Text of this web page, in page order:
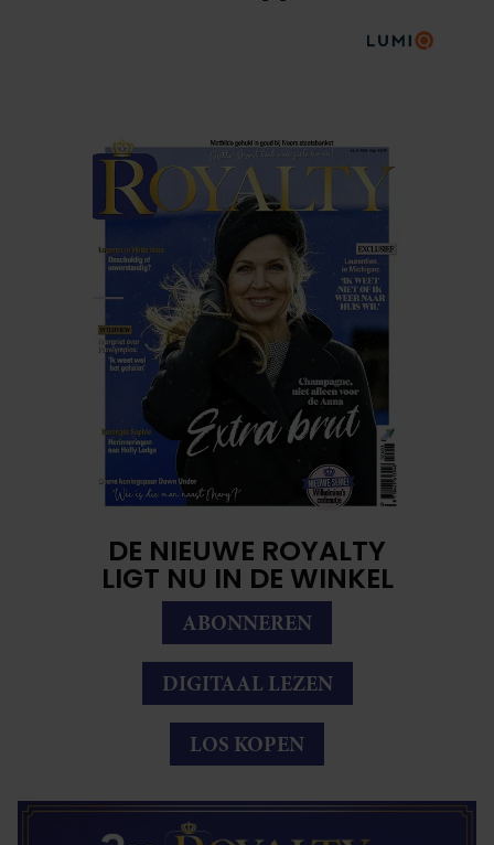
DE NIEUWE ROYALTY
LIGT NU IN DE WINKEL
ABONNEREN
DIGITAAL LEZEN
LOS KOPEN